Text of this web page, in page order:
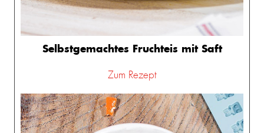
Selbstgemachtes Fruchteis mit Saft
Zum Rezept